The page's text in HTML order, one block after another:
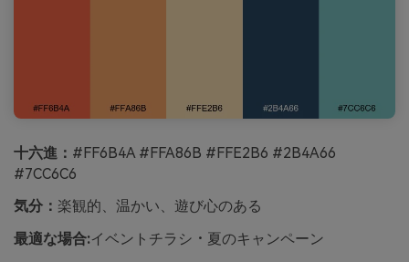
十六進： #FF6B4A #FFA86B #FFE2B6 #2B4A66
#7CC6C6
気分： 楽観的、温かい、遊び心のある
最適な場合:イベントチラシ・夏のキャンペーン